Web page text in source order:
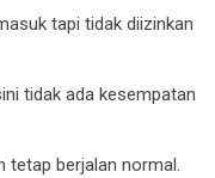
tapi tidak diizinkan
tidak ada kesempatan
tetap berjalan normal.